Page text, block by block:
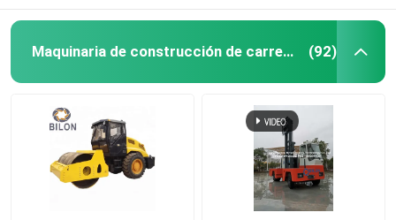
Maquinaria de construcción de carreteras (92)